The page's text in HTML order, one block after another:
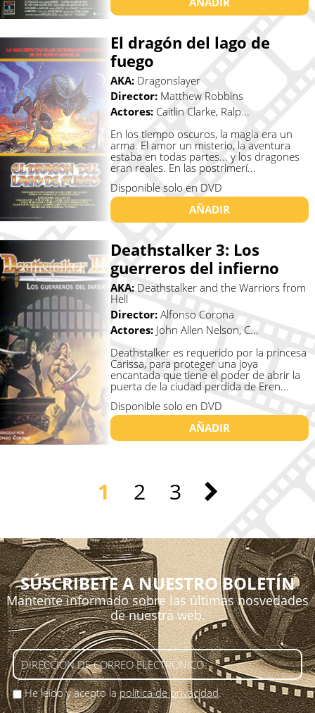
El dragón del lago de
fuego
AKA: Dragonslayer
Director: Matthew Robbins
Actores: Caitlin Clarke, Ralp...
En los tiempo oscuros, la magia era un
arma. El amor un misterio, la aventura
estaba en todas partes... y los dragones
eran reales. En las postrimerí...
Disponible solo en DVD
AÑADIR
Deathstalker 3: Los
guerreros del infierno
AKA: Deathstalker and the Warriors from
Hell
Director: Alfonso Corona
Actores: John Allen Nelson, C...
Deathstalker es requerido por la princesa
Carissa, para proteger una joya
encantada que tiene el poder de abrir la
puerta de la ciudad perdida de Eren...
Disponible solo en DVD
AÑADIR
1 2 3
SÚSCRIBETE A NUESTRO BOLETÍN
Mantente informado sobre las últimas nosvedades
de nuestra web.
He leído y acepto lapolítica de privacidad.